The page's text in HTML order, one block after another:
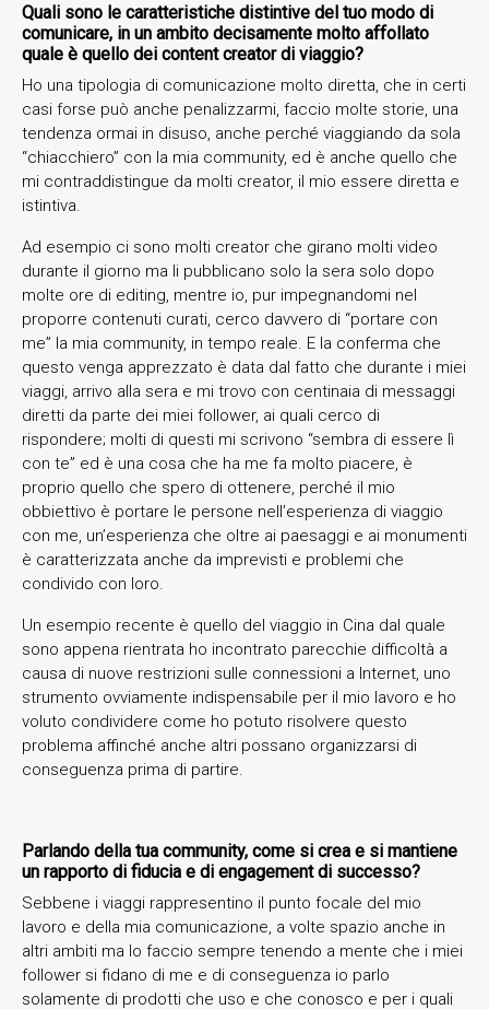
Quali sono le caratteristiche distintive del tuo modo di
comunicare, in un ambito decisamente molto affollato
quale è quello dei content creator di viaggio?
Ho una tipologia di comunicazione molto diretta, che in certi
casi forse può anche penalizzarmi, faccio molte storie, una
tendenza ormai in disuso, anche perché viaggiando da sola
“chiacchiero” con la mia community, ed è anche quello che
mi contraddistingue da molti creator, il mio essere diretta e
istintiva.
Ad esempio ci sono molti creator che girano molti video
durante il giorno ma li pubblicano solo la sera solo dopo
molte ore di editing, mentre io, pur impegnandomi nel
proporre contenuti curati, cerco davvero di “portare con
me” la mia community, in tempo reale. E la conferma che
questo venga apprezzato è data dal fatto che durante i miei
viaggi, arrivo alla sera e mi trovo con centinaia di messaggi
diretti da parte dei miei follower, ai quali cerco di
rispondere; molti di questi mi scrivono “sembra di essere lì
con te” ed è una cosa che ha me fa molto piacere, è
proprio quello che spero di ottenere, perché il mio
obbiettivo è portare le persone nell’esperienza di viaggio
con me, un’esperienza che oltre ai paesaggi e ai monumenti
è caratterizzata anche da imprevisti e problemi che
condivido con loro.
Un esempio recente è quello del viaggio in Cina dal quale
sono appena rientrata ho incontrato parecchie difficoltà a
causa di nuove restrizioni sulle connessioni a Internet, uno
strumento ovviamente indispensabile per il mio lavoro e ho
voluto condividere come ho potuto risolvere questo
problema affinché anche altri possano organizzarsi di
conseguenza prima di partire.
Parlando della tua community, come si crea e si mantiene
un rapporto di fiducia e di engagement di successo?
Sebbene i viaggi rappresentino il punto focale del mio
lavoro e della mia comunicazione, a volte spazio anche in
altri ambiti ma lo faccio sempre tenendo a mente che i miei
follower si fidano di me e di conseguenza io parlo
solamente di prodotti che uso e che conosco e per i quali